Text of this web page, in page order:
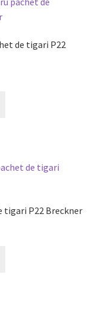
de tigari P22
tigari P22 Breckner